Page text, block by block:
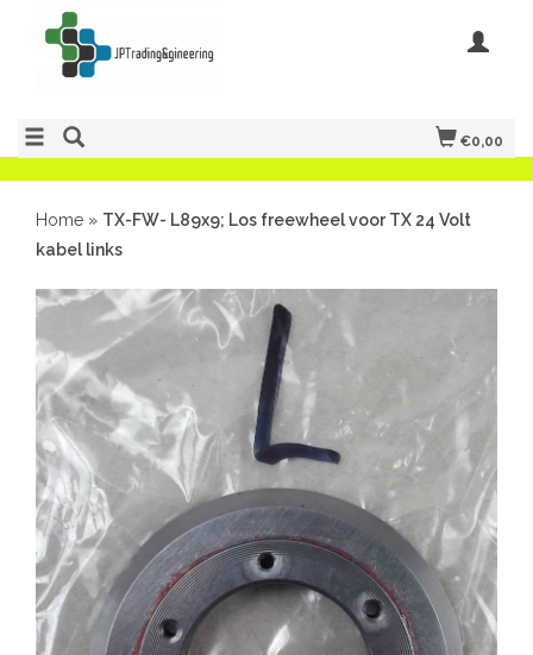
€0,00
Home » TX-FW- L89x9; Los freewheel voor TX 24 Volt
kabel links